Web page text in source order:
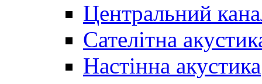
Центральний
Сателітна
Настінна акустика